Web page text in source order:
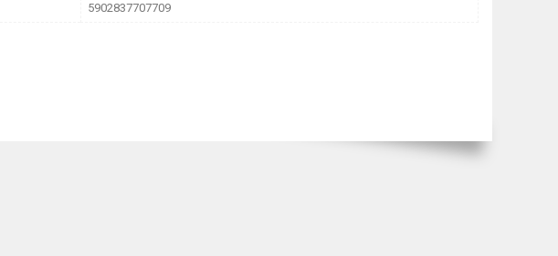
5902837707709